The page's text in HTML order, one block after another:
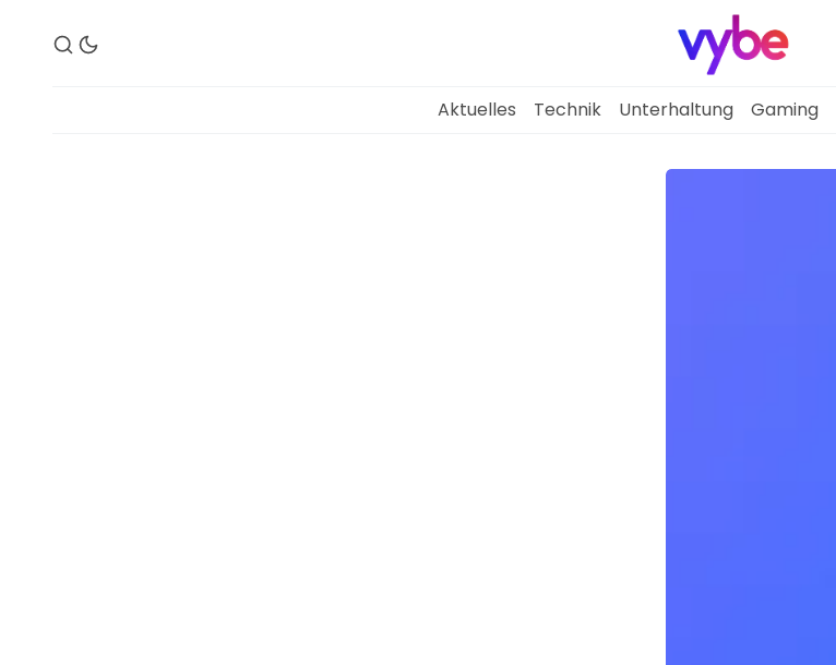
Aktuelles Technik Unterhaltung Gaming